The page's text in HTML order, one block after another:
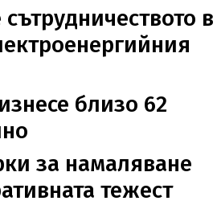
в
близо 62
за намаляване
тежест